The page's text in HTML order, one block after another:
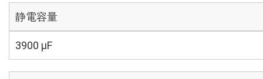
静電容量
3900 µF